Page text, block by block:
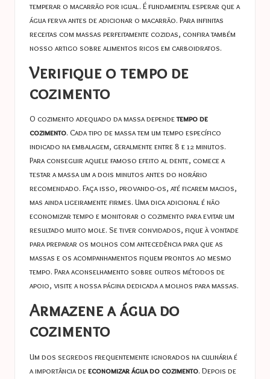
temperar o macarrão por igual. É fundamental esperar que a
água ferva antes de adicionar o macarrão. Para infinitas
receitas com massas perfeitamente cozidas, confira também
nosso artigo sobrealimentos ricos em carboidratos.
Verifique o tempo de
cozimento
O cozimento adequado da massa dependetempo de
cozimento. Cada tipo de massa tem um tempo específico
indicado na embalagem, geralmente entre 8 e 12 minutos.
Para conseguir aquele famoso efeito al dente, comece a
testar a massa um a dois minutos antes do horário
recomendado. Faça isso, provando-os, até ficarem macios,
mas ainda ligeiramente firmes. Uma dica adicional é não
economizar tempo e monitorar o cozimento para evitar um
resultado muito mole. Se tiver convidados, fique à vontade
para preparar os molhos com antecedência para que as
massas e os acompanhamentos fiquem prontos ao mesmo
tempo. Para aconselhamento sobre outros métodos de
apoio, visite a nossa página dedicada amolhos para massas.
Armazene a água do
cozimento
Um dos segredos frequentemente ignorados na culinária é
a importância deeconomizar água do cozimento. Depois de